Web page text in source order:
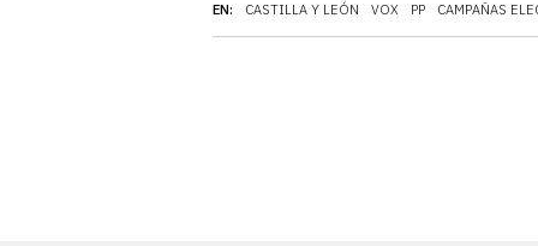
EN: CASTILLA Y LEÓN VOX PP CAMPAÑAS